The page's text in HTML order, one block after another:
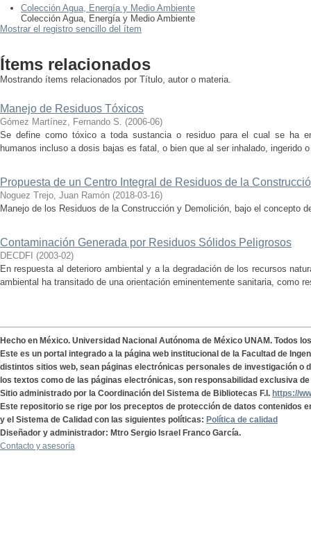
Colección Agua, Energía y Medio Ambiente
Colección Agua, Energía y Medio Ambiente
Mostrar el registro sencillo del ítem
Ítems relacionados
Mostrando ítems relacionados por Título, autor o materia.
Manejo de Residuos Tóxicos
Gómez Martínez, Fernando S. (2006-06)
Se define como tóxico a toda sustancia o residuo para el cual se ha
humanos incluso a dosis bajas es fatal, o bien que al ser inhalado, ingerido
Propuesta de un Centro Integral de Residuos de la
Noguez Trejo, Juan Ramón (2018-03-16)
Manejo de los Residuos de la Construcción y Demolición, bajo el concepto
Contaminación Generada por Residuos Sólidos Peligrosos
DECDFI (2003-02)
En respuesta al deterioro ambiental y a la degradación de los recursos
ambiental ha transitado de una orientación eminentemente sanitaria, como
Hecho en México. Universidad Nacional Autónoma de México UNAM. Todos
Este es un portal integrado a la página web institucional de la Facultad de
distintos sitios web, sean páginas electrónicas personales de investigación o
los textos como de las páginas electrónicas, son responsabilidad exclusiva
Sitio administrado por la Coordinación del Sistema de Bibliotecas F.I. https://
Este repositorio se rige por los preceptos de protección de datos contenidos
y el Sistema de Calidad con las siguientes políticas: Política de calidad
Diseñador y administrador: Mtro Sergio Israel Franco García.
Contacto y asesoría